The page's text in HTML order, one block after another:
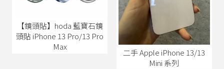
【鏡頭貼】hoda 藍寶石鏡
頭貼 iPhone 13 Pro/13 Pro
Max
二手 Apple iPhone 13/13
Mini 系列